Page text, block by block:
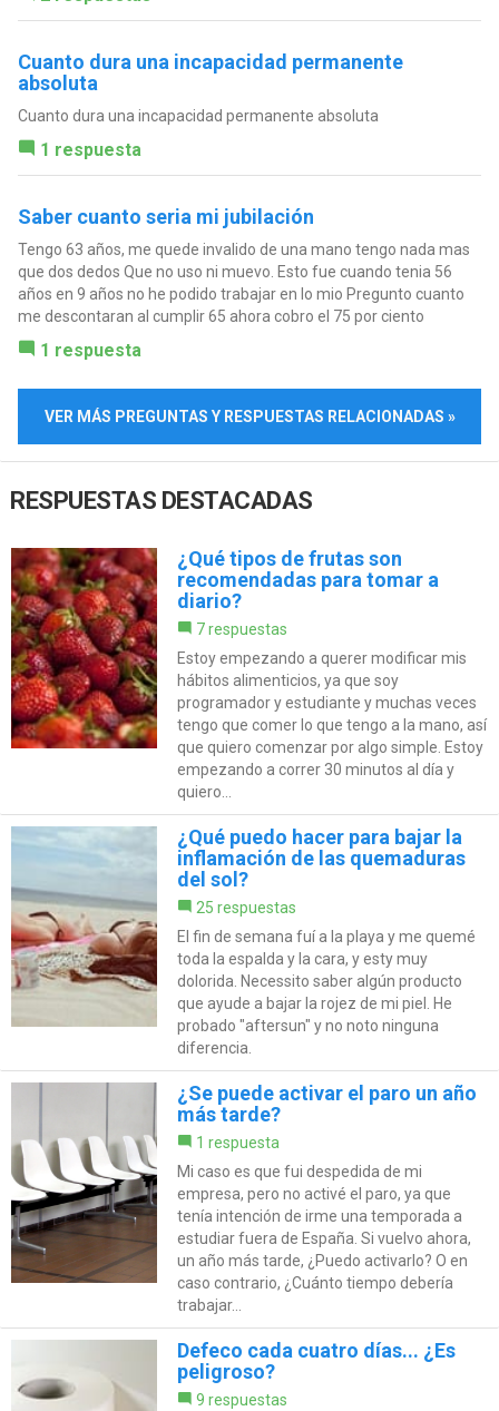
Cuanto dura una incapacidad permanente
absoluta
Cuanto dura una incapacidad permanente absoluta
1 respuesta
Saber cuanto seria mi jubilación
Tengo 63 años, me quede invalido de una mano tengo nada mas
que dos dedos Que no uso ni muevo. Esto fue cuando tenia 56
años en 9 años no he podido trabajar en lo mio Pregunto cuanto
me descontaran al cumplir 65 ahora cobro el 75 por ciento
1 respuesta
VER MÁS PREGUNTAS Y RESPUESTAS RELACIONADAS »
RESPUESTAS DESTACADAS
¿Qué tipos de frutas son
recomendadas para tomar a
diario?
7 respuestas
Estoy empezando a querer modificar mis
hábitos alimenticios, ya que soy
programador y estudiante y muchas veces
tengo que comer lo que tengo a la mano, así
que quiero comenzar por algo simple. Estoy
empezando a correr 30 minutos al día y
quiero...
¿Qué puedo hacer para bajar la
inflamación de las quemaduras
del sol?
25 respuestas
El fin de semana fuí a la playa y me quemé
toda la espalda y la cara, y esty muy
dolorida. Necessito saber algún producto
que ayude a bajar la rojez de mi piel. He
probado "aftersun" y no noto ninguna
diferencia.
¿Se puede activar el paro un año
más tarde?
1 respuesta
Mi caso es que fui despedida de mi
empresa, pero no activé el paro, ya que
tenía intención de irme una temporada a
estudiar fuera de España. Si vuelvo ahora,
un año más tarde, ¿Puedo activarlo? O en
caso contrario, ¿Cuánto tiempo debería
trabajar...
Defeco cada cuatro días... ¿Es
peligroso?
9 respuestas